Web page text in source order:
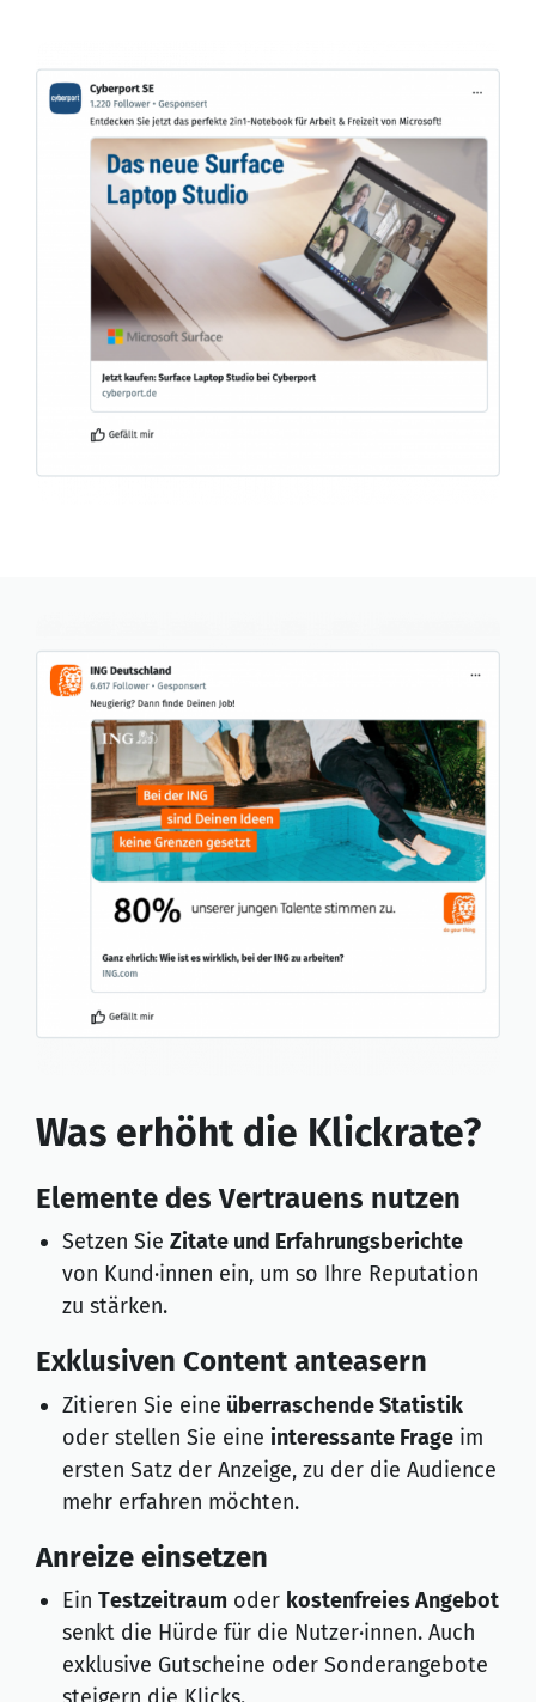
Was erhöht die Klickrate?
Elemente des Vertrauens nutzen
Setzen Sie Zitate und Erfahrungsberichte
von Kund·innen ein, um so Ihre Reputation
zu stärken.
Exklusiven Content anteasern
Zitieren Sie eine überraschende Statistik
oder stellen Sie eine interessante Frageim
ersten Satz der Anzeige, zu der die Audience
mehr erfahren möchten.
Anreize einsetzen
Ein Testzeitraumoder kostenfreies Angebot
senkt die Hürde für die Nutzer·innen. Auch
exklusive Gutscheine oder Sonderangebote